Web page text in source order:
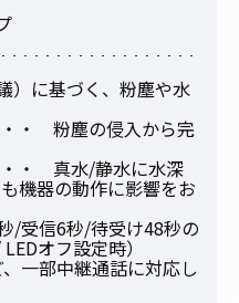
に基づく、粉塵や水
・ 粉塵の侵入から完
・・ 真水/静水に水深
機器の動作に影響をお
受信6秒/待受け48秒の
オフ設定時）
一部中継通話に対応し